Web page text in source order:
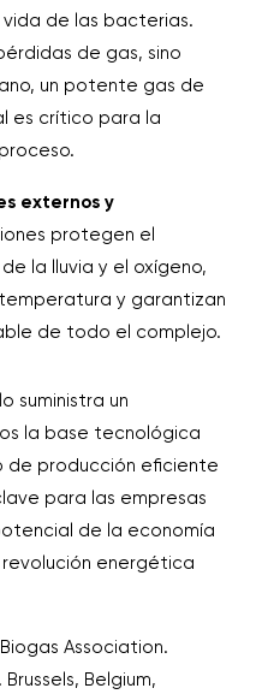
de las bacterias.
de gas, sino
un potente gas de
es crítico para la
externos y
protegen el
la lluvia y el oxígeno,
y garantizan
de todo el complejo.
suministra un
la base tecnológica
de producción eficiente
para las empresas
de la economía
energética
Association.
Belgium,